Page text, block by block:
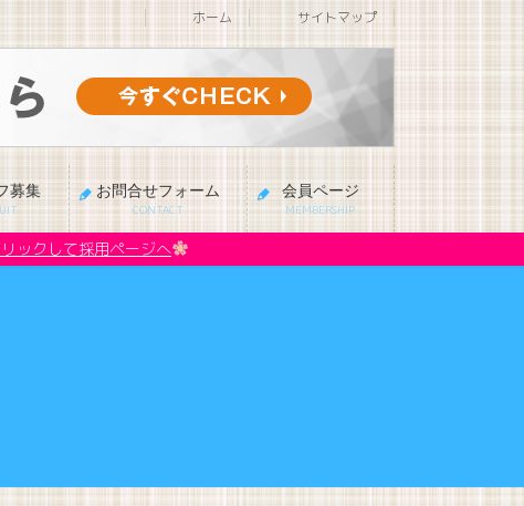
ホーム サイトマップ
募集 お問合せフォーム
CONTACT
会員ページ
MEMBERSHIP
ックして採用ページへ